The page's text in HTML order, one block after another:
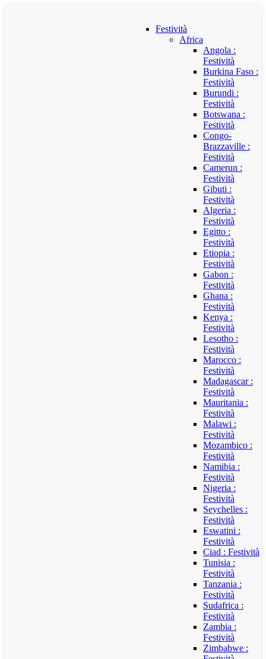
Festività
Africa
Angola :
Festività
Burkina Faso :
Festività
Burundi :
Festività
Botswana :
Festività
Congo-
Brazzaville :
Festività
Camerun :
Festività
Gibuti :
Festività
Algeria :
Festività
Egitto :
Festività
Etiopia :
Festività
Gabon :
Festività
Ghana :
Festività
Kenya :
Festività
Lesotho :
Festività
Marocco :
Festività
Madagascar :
Festività
Mauritania :
Festività
Malawi :
Festività
Mozambico :
Festività
Namibia :
Festività
Nigeria :
Festività
Seychelles :
Festività
Eswatini :
Festività
Ciad : Festività
Tunisia :
Festività
Tanzania :
Festività
Sudafrica :
Festività
Zambia :
Festività
Zimbabwe :